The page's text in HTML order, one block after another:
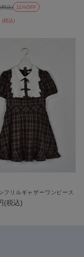
(税込)
(税込) 11%OFF
フリルギャザーワンピース
(税込)